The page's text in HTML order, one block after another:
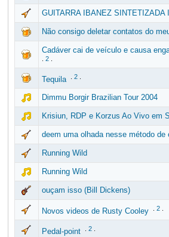
GUITARRA IBANEZ SINTETIZADA
Não consigo deletar contatos do
Cadáver cai de veículo e causa
2.
Tequila 2.
Dimmu Borgir Brazilian Tour 2004
Krisiun, RDP e Korzus Ao Vivo em
deem uma olhada nesse método de
Running Wild
Running Wild
ouçam isso (Bill Dickens)
Novos videos de Rusty Cooley 2.
Pedal-point 2.